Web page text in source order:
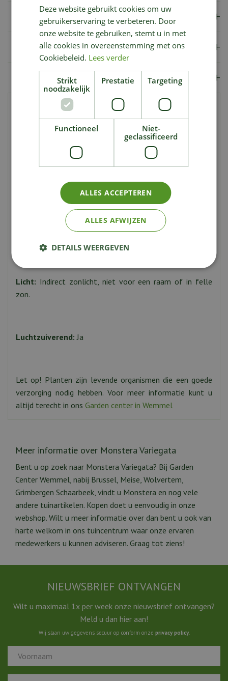
Specificaties
Verzendkosten
Showroom
De prachtige bladeren van de Monstera zijn niet alleen
decoratief maar zijn ook luchtzuiverend. In China staat
de Monstera symbool voor een lang leven. De plant is
redelijk makkelijk in verzorging en kan in de juiste
omstandigheden erg groot worden. Zeker deze variatie
eyecatcher in je huiskamer!
Regelmatig, laat de kluit goed opdrogen tussen
Licht: Indirect zonlicht, niet voor een raam of in felle
zon.
Luchtzuiverend:Ja
Let op! Planten zijn levende organismen die een goede
verzorging nodig hebben. Voor meer informatie kunt u
altijd terecht in ons Garden center in Wemmel
Meer informatie over Monstera Variegata
Bent u op zoek naar Monstera Variegata? Bij Garden
Center Wemmel, nabij Brussel, Meise, Wolvertem,
Grimbergen Schaarbeek, vindt u Monstera en nog vele
andere tuinartikelen. Kopen doet u eenvoudig in onze
webshop. Wilt u meer informatie over dan bent u ook van
harte welkom in ons tuincentrum waar onze ervaren
medewerkers u kunnen adviseren. Graag tot ziens!
NIEUWSBRIEF ONTVANGEN
Wilt u maximaal 1x per week onze nieuwsbrief ontvangen?
Meld u dan hier aan!
Wij slaan uw gegevens secuur op conform onze privacy policy.
Deze website gebruikt cookies om uw
gebruikerservaring te verbeteren. Door
onze website te gebruiken, stemt u in met
alle cookies in overeenstemming met ons
Cookiebeleid. Lees verder
Strikt
noodzakelijk
Prestatie Targeting
Functioneel
Niet-
geclassificeerd
ALLES ACCEPTEREN
ALLES AFWIJZEN
DETAILS WEERGEVEN